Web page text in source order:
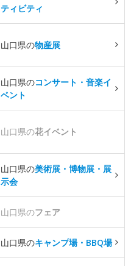
ティビティ
山口県の物産展
山口県のコンサート・音楽イ
ベント
山口県の花イベント
山口県の美術展・博物展・展
示会
山口県のフェア
山口県のキャンプ場・BBQ場